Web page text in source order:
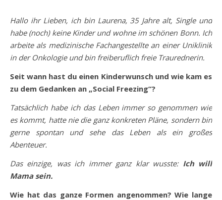
Hallo ihr Lieben, ich bin Laurena, 35 Jahre alt, Single und
habe (noch) keine Kinder und wohne im schönen Bonn. Ich
arbeite als medizinische Fachangestellte an einer Uniklinik
in der Onkologie und bin freiberuflich freie Traurednerin.
Seit wann hast du einen Kinderwunsch und wie kam es
zu dem Gedanken an „Social Freezing“?
Tatsächlich habe ich das Leben immer so genommen wie
es kommt, hatte nie die ganz konkreten Pläne, sondern bin
gerne spontan und sehe das Leben als ein großes
Abenteuer.
Das einzige, was ich immer ganz klar wusste: Ich will
Mama sein.
Wie hat das ganze Formen angenommen? Wie lange